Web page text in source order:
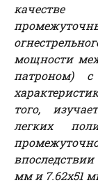
качестве
мощности
патроном)
того,
легких
мм и 7.62х51